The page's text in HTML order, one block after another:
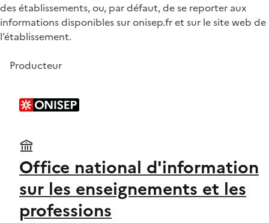
des établissements, ou, par défaut, de se reporter aux
informations disponibles sur onisep.fr et sur le site web de
l’établissement.
Producteur
Office national d'information
sur les enseignements et les
professions